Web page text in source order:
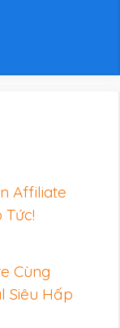
Affiliate
Tức!
Cùng
Siêu Hấp